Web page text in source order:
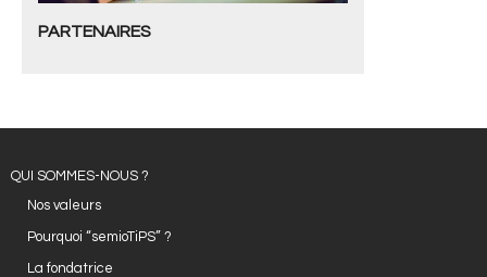
PARTENAIRES
QUI SOMMES-NOUS ?
Nos valeurs
Pourquoi “semioTiPS” ?
La fondatrice